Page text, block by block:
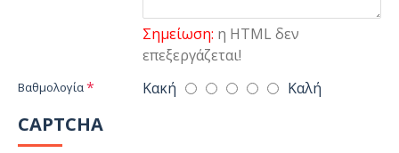
Σημείωση: η HTML δεν
επεξεργάζεται!
Βαθμολογία Κακή Καλή
CAPTCHA